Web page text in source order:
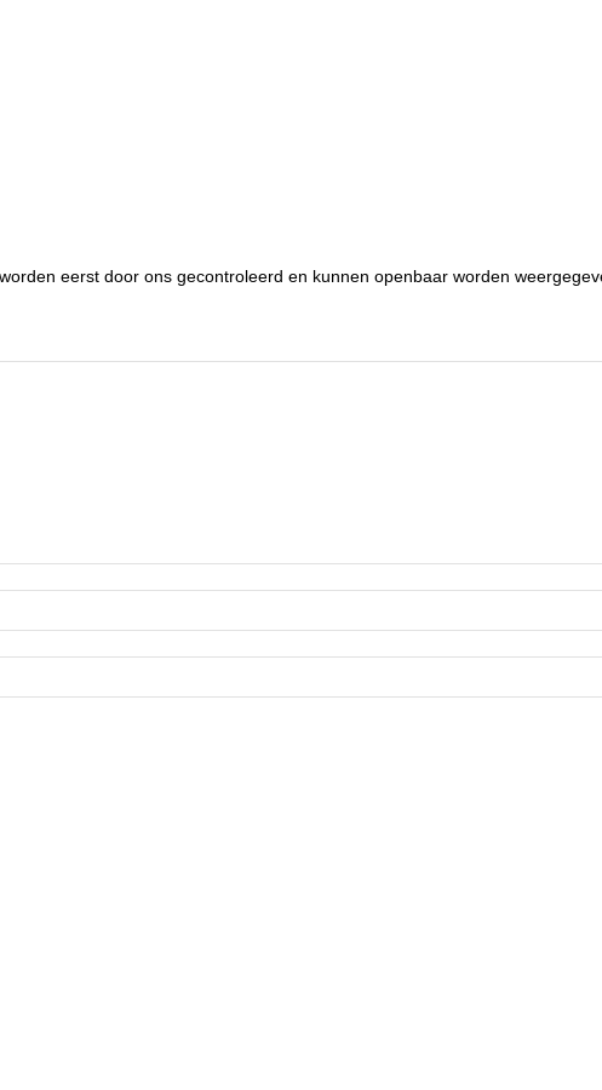
eerst door ons gecontroleerd en kunnen openbaar worden